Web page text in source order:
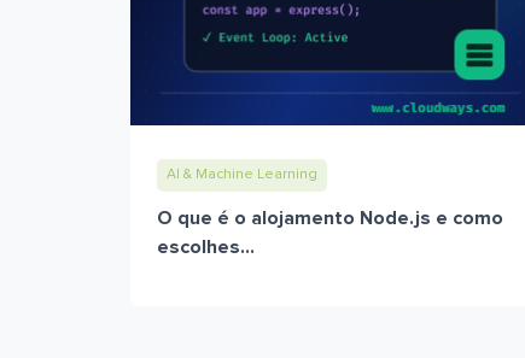
AI & Machine Learning
O que é o alojamento Node.js e como
escolhes...